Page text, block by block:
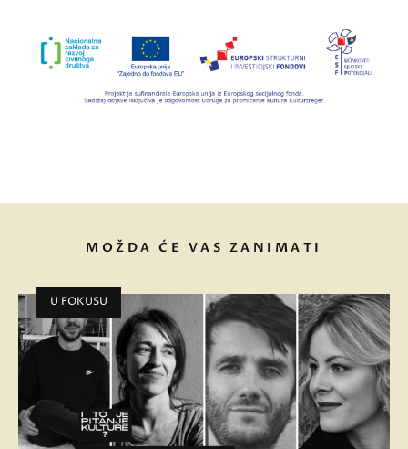
MOŽDA ĆE VAS ZANIMATI
U FOKUSU